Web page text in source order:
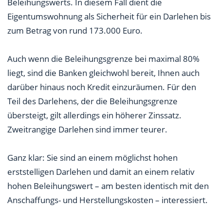
Eigentumswohnung als Sicherheit für ein Darlehen bis
zum Betrag von rund 173.000 Euro.
Auch wenn die Beleihungsgrenze bei maximal 80%
liegt, sind die Banken gleichwohl bereit, Ihnen auch
darüber hinaus noch Kredit einzuräumen. Für den
Teil des Darlehens, der die Beleihungsgrenze
übersteigt, gilt allerdings ein höherer Zinssatz.
Zweitrangige Darlehen sind immer teurer.
Ganz klar: Sie sind an einem möglichst hohen
erststelligen Darlehen und damit an einem relativ
hohen Beleihungswert – am besten identisch mit den
Anschaffungs- und Herstellungskosten – interessiert.